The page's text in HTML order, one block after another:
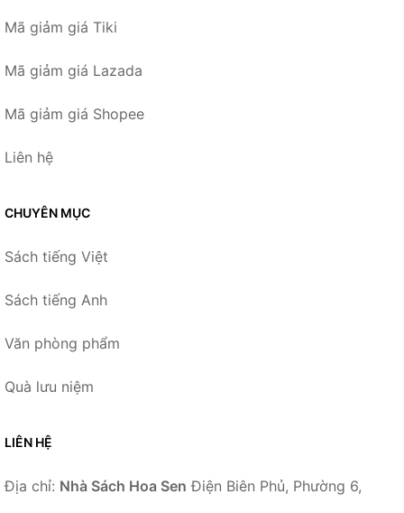
Mã giảm giá Tiki
Mã giảm giá Lazada
Mã giảm giá Shopee
Liên hệ
CHUYÊN MỤC
Sách tiếng Việt
Sách tiếng Anh
Văn phòng phẩm
Quà lưu niệm
LIÊN HỆ
Địa chỉ: Nhà Sách Hoa Sen Điện Biên Phủ, Phường 6,